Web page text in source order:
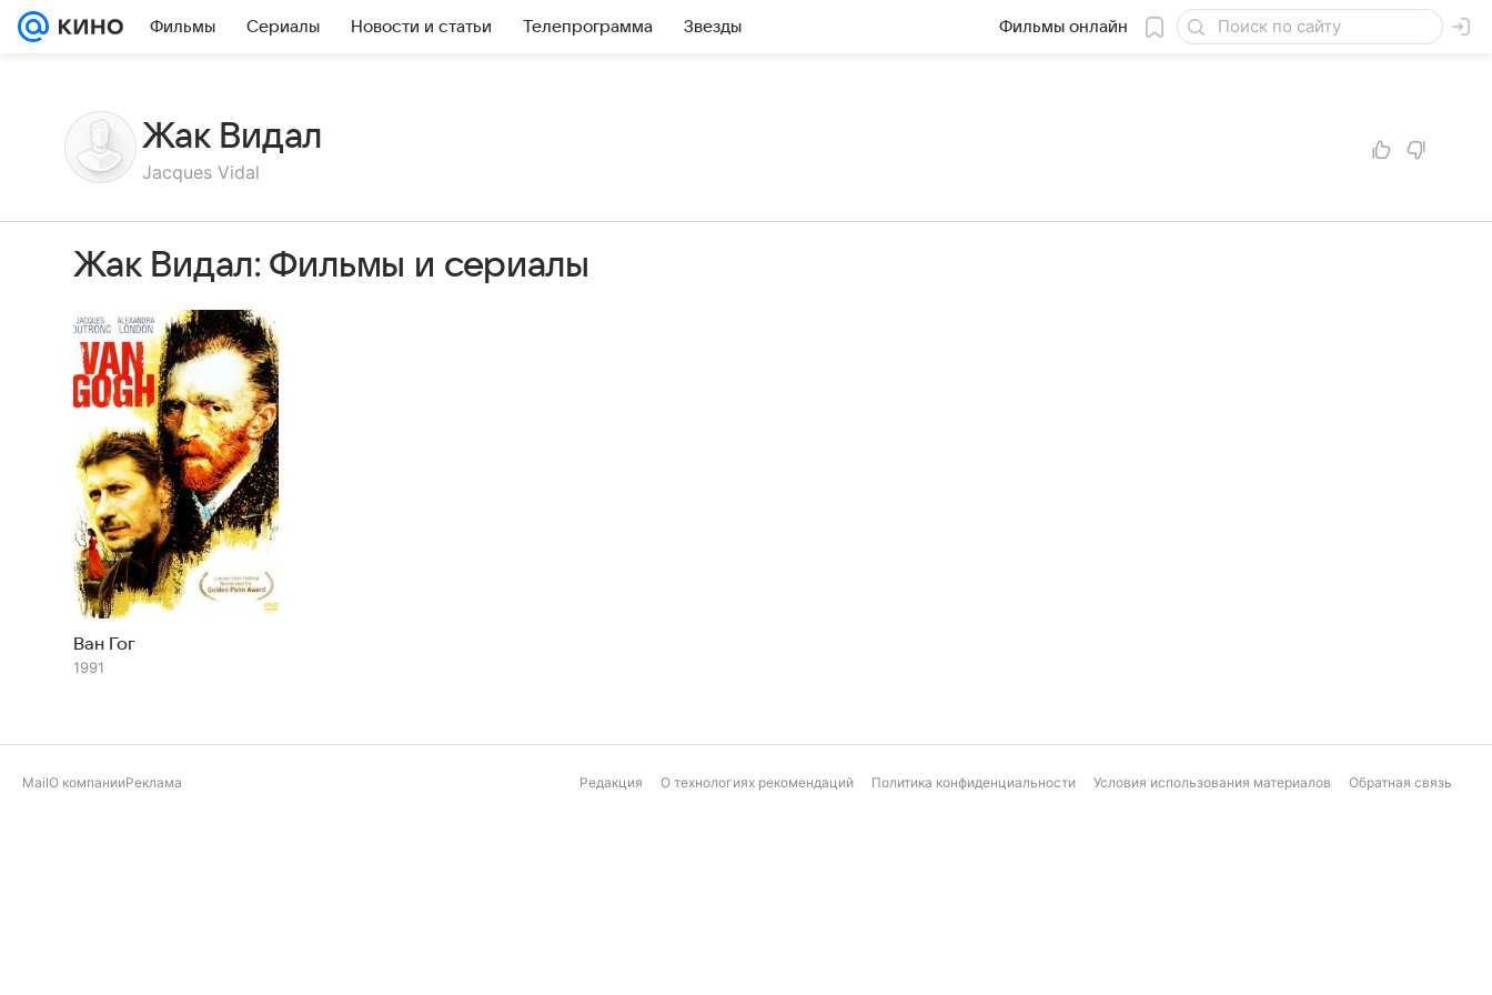
Фильмы Сериалы Новости и статьи Телепрограмма Звезды Фильмы онлайн
Жак Видал
Jacques Vidal
Жак Видал: Фильмы и сериалы
Ван Гог
1991
MailО компанииРеклама Редакция О технологиях рекомендаций Политика конфиденциальности Условия использования материалов Обратная связь